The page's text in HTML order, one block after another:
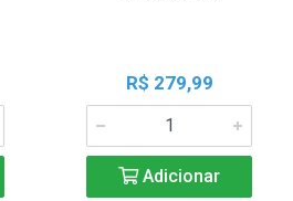
R$ 279,99
Adicionar